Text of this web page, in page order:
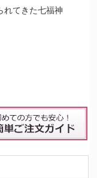
れてきた七福神